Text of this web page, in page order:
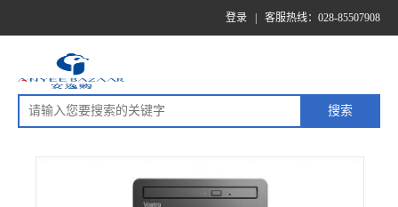
登录 客服热线：028-85507908